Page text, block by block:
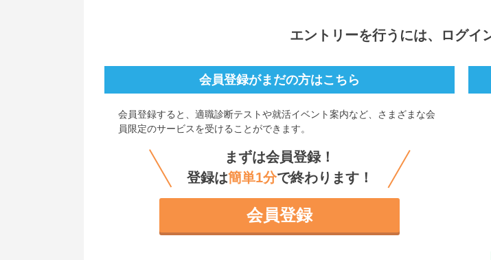
エントリーを行うには、ログイ
会員登録がまだの方はこちら
会員登録すると、 適職診断テストや就活イベント案内など、さまざまな会
員限定のサービスを受けることができます。
まずは会員登録！
登録は簡単1分で終わります！
会員登録